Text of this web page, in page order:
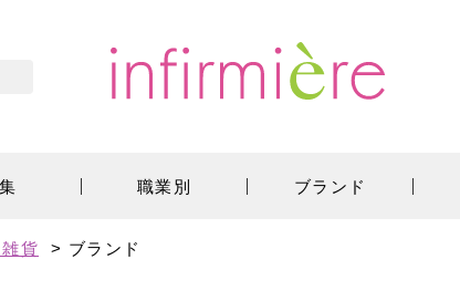
職業別 ブランド
貨 > ブランド